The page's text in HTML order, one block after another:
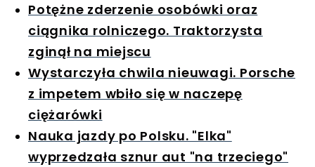
Potężne zderzenie osobówki oraz
ciągnika rolniczego. Traktorzysta
zginął na miejscu
Wystarczyła chwila nieuwagi. Porsche
z impetem wbiło się w naczepę
ciężarówki
Nauka jazdy po Polsku. "Elka"
wyprzedzała sznur aut "na trzeciego"